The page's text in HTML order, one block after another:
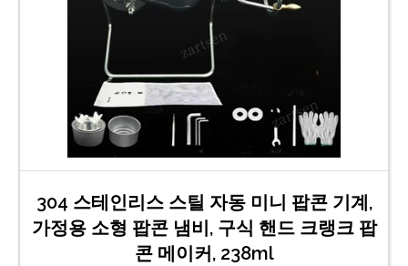
304 스테인리스 스틸 자동 미니 팝콘 기계,
가정용 소형 팝콘 냄비, 구식 핸드 크랭크 팝
콘 메이커, 238ml